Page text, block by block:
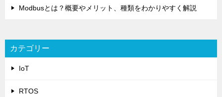
Modbusとは？概要やメリット、種類をわかりやすく解説
カテゴリー
IoT
RTOS